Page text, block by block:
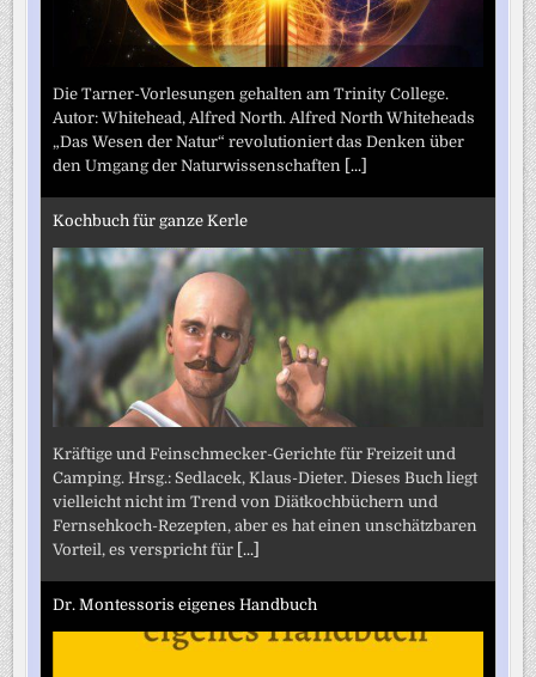
Die Tarner-Vorlesungen gehalten am Trinity College.
Autor: Whitehead, Alfred North. Alfred North Whiteheads
„Das Wesen der Natur“ revolutioniert das Denken über
den Umgang der Naturwissenschaften [...]
Kochbuch für ganze Kerle
Kräftige und Feinschmecker-Gerichte für Freizeit und
Camping. Hrsg.: Sedlacek, Klaus-Dieter. Dieses Buch liegt
vielleicht nicht im Trend von Diätkochbüchern und
Fernsehkoch-Rezepten, aber es hat einen unschätzbaren
Vorteil, es verspricht für [...]
Dr. Montessoris eigenes Handbuch